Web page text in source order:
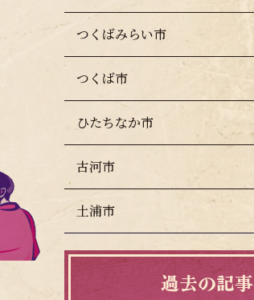
つくばみらい市
つくば市
ひたちなか市
古河市
土浦市
過去の記事